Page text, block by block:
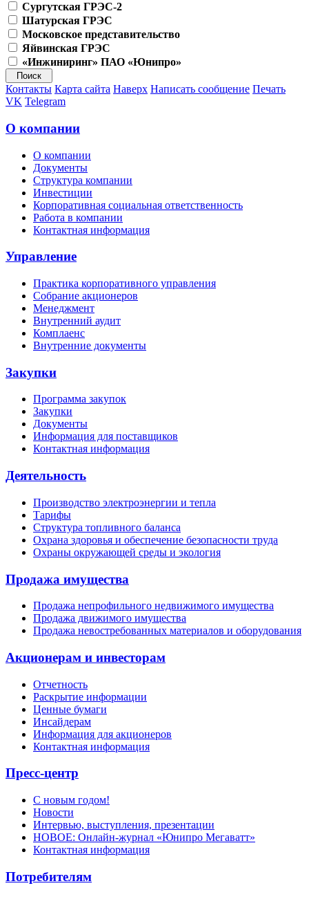
Сургутская ГРЭС-2
Шатурская ГРЭС
Московское представительство
Яйвинская ГРЭС
«Инжиниринг» ПАО «Юнипро»
Контакты Карта сайта Наверх Написать сообщение Печать
VK Telegram
О компании
О компании
Документы
Структура компании
Инвестиции
Корпоративная социальная ответственность
Работа в компании
Контактная информация
Управление
Практика корпоративного управления
Собрание акционеров
Менеджмент
Внутренний аудит
Комплаенс
Внутренние документы
Закупки
Программа закупок
Закупки
Документы
Информация для поставщиков
Контактная информация
Деятельность
Производство электроэнергии и тепла
Тарифы
Структура топливного баланса
Охрана здоровья и обеспечение безопасности труда
Охраны окружающей среды и экология
Продажа имущества
Продажа непрофильного недвижимого имущества
Продажа движимого имущества
Продажа невостребованных материалов и оборудования
Акционерам и инвесторам
Отчетность
Раскрытие информации
Ценные бумаги
Инсайдерам
Информация для акционеров
Контактная информация
Пресс-центр
С новым годом!
Новости
Интервью, выступления, презентации
НОВОЕ: Онлайн-журнал «Юнипро Мегаватт»
Контактная информация
Потребителям